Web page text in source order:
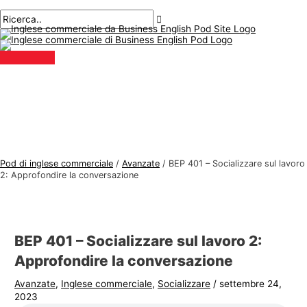
al
contenuto
principale
Pod di inglese commerciale / Avanzate / BEP 401 – Socializzare sul lavoro
2: Approfondire la conversazione
BEP 401 – Socializzare sul lavoro 2:
Approfondire la conversazione
Avanzate, Inglese commerciale, Socializzare /settembre 24,
2023
navigazione
qui..
mail*
A
r
g
o
d
g
l
e
C
e
r
c